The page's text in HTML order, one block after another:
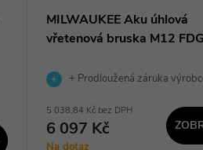
MILWAUKEE Aku úhlová
vřetenová bruska M12
+ Prodloužená záruka
5 038,84 Kč bez DPH
6 097 Kč
Na dotaz